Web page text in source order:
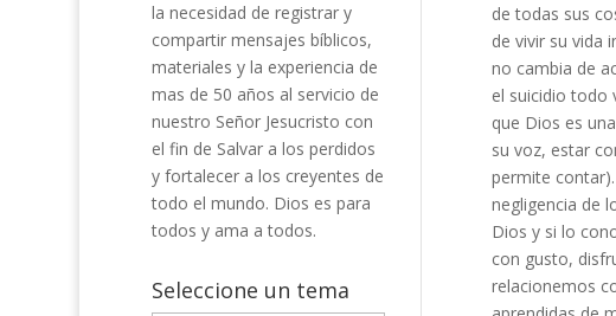
de todas sus
de vivir su vida
no cambia de
el suicidio todo
que Dios es
su voz, estar
permite
negligencia de
Dios y si lo
con gusto,
relacionemos
la necesidad de registrar y
compartir mensajes bíblicos,
materiales y la experiencia de
mas de 50 años al servicio de
nuestro Señor Jesucristo con
el fin de Salvar a los perdidos
y fortalecer a los creyentes de
todo el mundo. Dios es para
todos y ama a todos.
Seleccione un tema